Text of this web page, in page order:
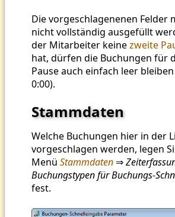
Die vorgeschlagenenen Felder
nicht vollständig ausgefüllt
der Mitarbeiter keinezweite
hat, dürfen die Buchungen für
Pause auch einfach leer
0:00).
Stammdaten
Welche Buchungen hier in der
vorgeschlagen werden, legen
Menü Stammdaten ⇒
Buchungstypen für Buchungs-
fest.